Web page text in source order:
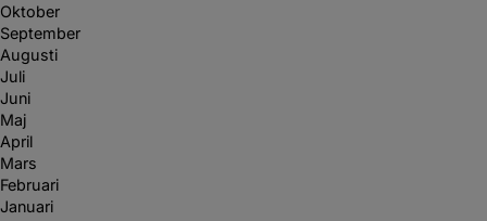
Oktober
September
Augusti
Juli
Juni
Maj
April
Mars
Februari
Januari